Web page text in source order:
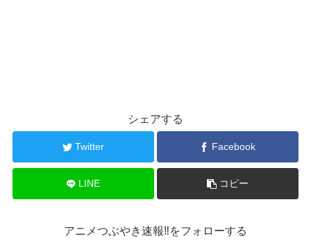
シェアする
Twitter Facebook
LINE コピー
アニメつぶやき速報‼をフォローする